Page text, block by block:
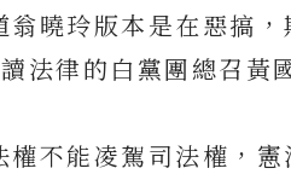
翁曉玲版本是在惡搞
法律的白黨團總召黃
權不能凌駕司法權，